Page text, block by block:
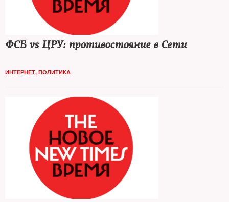
ФСБ vs ЦРУ: противостояние в Сети
ИНТЕРНЕТ, ПОЛИТИКА